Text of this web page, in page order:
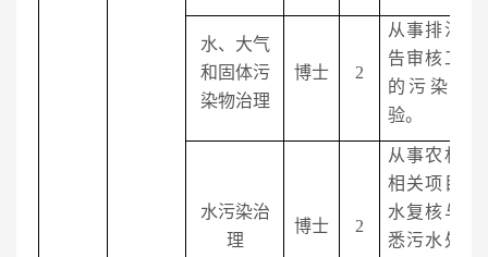
水、大气
和固体污
染物治理
博士 2
从事排污许
告审核工作
的污染物
验。
水污染治
理
博士 2
从事农村环
相关项目及
水复核与评
悉污水处理